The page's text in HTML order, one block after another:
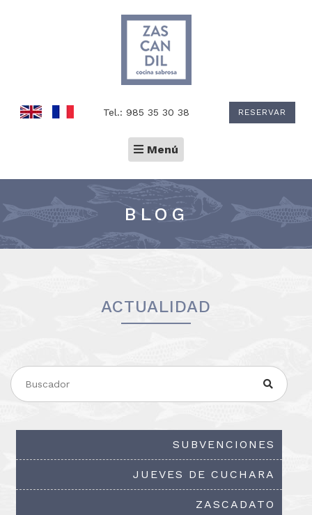
Tel.: 985 35 30 38 RESERVAR
Menú
navigation
BLOG
ACTUALIDAD
SUBVENCIONES
JUEVES DE CUCHARA
ZASCADATO